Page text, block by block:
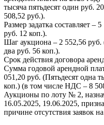
тысяча пятьдесят один руб.
508,52 руб.).
Размер задатка составляет –
руб. 12 коп.).
Шаг аукциона – 2 552,56 руб.
два руб. 56 коп.).
Срок действия договора
Сумма годовой арендной
051,20 руб. (Пятьдесят одна
коп.) (в том числе НДС – 8
Аукционы по лоту № 2,
16.05.2025, 19.06.2025,
причине отсутствия заявок